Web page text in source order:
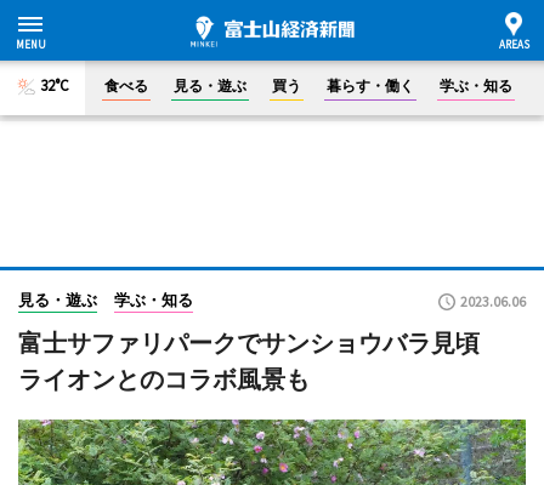
32°C 食べる 見る・遊ぶ 買う 暮らす・働く 学ぶ・知る
見る・遊ぶ 学ぶ・知る 2023.06.06
富士サファリパークでサンショウバラ見頃
ライオンとのコラボ風景も